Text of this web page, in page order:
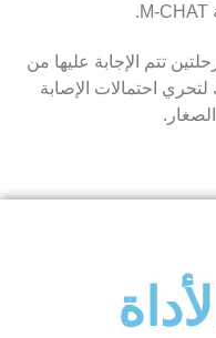
تتم الإجابة عليها من
لتحري احتمالات الإصابة